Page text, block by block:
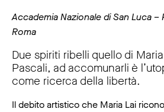
Accademia Nazionale di San Luca –
Roma
Due spiriti ribelli quello di
Pascali, ad accomunarli è
come ricerca della libertà.
Il debito artistico che Maria Lai